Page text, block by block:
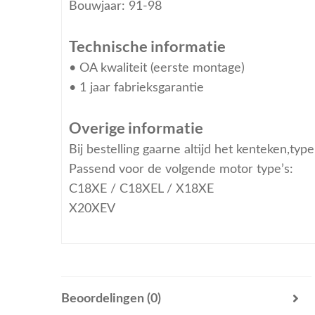
Bouwjaar: 91-98
Technische informatie
• OA kwaliteit (eerste montage)
• 1 jaar fabrieksgarantie
Overige informatie
Bij bestelling gaarne altijd het
Passend voor de volgende motor type’s:
C18XE / C18XEL / X18XE
X20XEV
Beoordelingen (0)